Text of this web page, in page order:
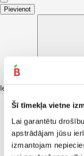
Šī tīmekļa vietne
Lai garantētu
apstrādājam jūsu
izmantojam
Pievienot
Iesakām ar